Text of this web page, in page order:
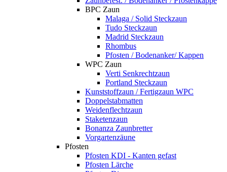
BPC Zaun
Malaga / Solid Steckzaun
Tudo Steckzaun
Madrid Steckzaun
Rhombus
Pfosten / Bodenanker/ Kappen
WPC Zaun
Verti Senkrechtzaun
Portland Steckzaun
Kunststoffzaun / Fertigzaun WPC
Doppelstabmatten
Weidenflechtzaun
Staketenzaun
Bonanza Zaunbretter
Vorgartenzäune
Pfosten
Pfosten KDI - Kanten gefast
Pfosten Lärche